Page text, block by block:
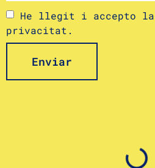
He llegit i accepto la
privacitat.
Enviar